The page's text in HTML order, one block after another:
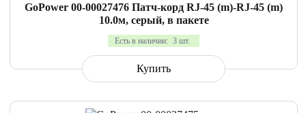
GoPower 00-00027476 Патч-корд RJ-45 (m)-RJ-45 (m)
10.0м, серый, в пакете
Есть в наличии: 3 шт.
Купить